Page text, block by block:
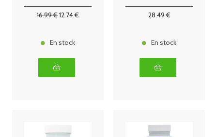
16.99€12.74€
En stock
28.49€
En stock